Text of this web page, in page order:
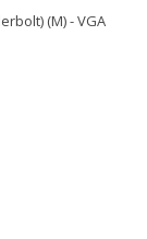
(M) - VGA